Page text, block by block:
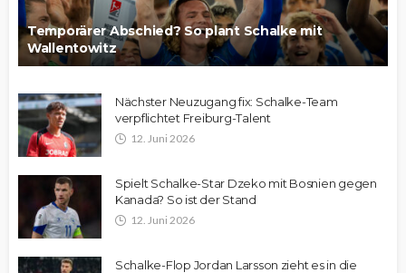
Temporärer Abschied? So plant Schalke mit
Wallentowitz
Nächster Neuzugang fix: Schalke-Team
verpflichtet Freiburg-Talent
12. Juni 2026
Spielt Schalke-Star Dzeko mit Bosnien gegen
Kanada? So ist der Stand
12. Juni 2026
Schalke-Flop Jordan Larsson zieht es in die